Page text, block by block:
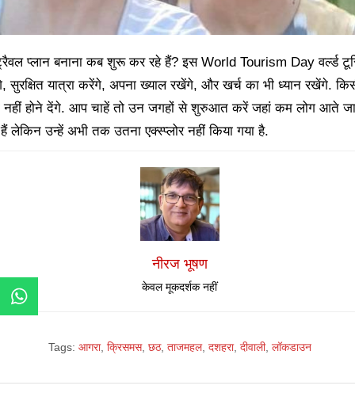
प्लान बनाना कब शुरू कर रहे हैं? इस World Tourism Day वर्ल्ड
यात्रा करेंगे, अपना ख्याल रखेंगे, और खर्च का भी ध्यान रखेंगे.
नहीं होने देंगे. आप चाहें तो उन जगहों से शुरुआत करें जहां कम लोग आते
लेकिन उन्हें अभी तक उतना एक्स्प्लोर नहीं किया गया है.
नीरज भूषण
केवल मूकदर्शक नहीं
Tags: आगरा, क्रिसमस, छठ, ताजमहल, दशहरा, दीवाली, लॉकडाउन